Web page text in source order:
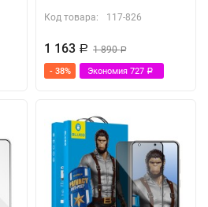
Код товара: 117-826
1 163 Р 1 890Р
- 38% Экономия 727 Р